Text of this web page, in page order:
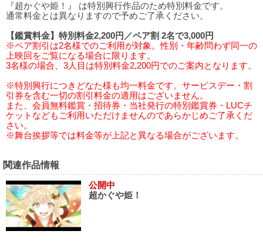
『超かぐや姫！』 は特別興行作品のため特別料金です。
通常料金とは異なりますので予めご了承ください。
【鑑賞料金】特別料金2,200円／ペア割 2名で3,000円
※ペア割引は2名様でのご利用が対象。性別・年齢問わず同一の
上映回をご覧になる場合に限ります。
3名様の場合、3人目は特別料金2,200円でのご案内となります。
※特別興行につきどなた様も均一料金です。サービスデー・割
引券を含む一切の割引料金の適用はございません。
また、会員無料鑑賞・招待券・当社発行の特別鑑賞券・LUCチ
ケットなどもご利用いただけませんのであらかじめご了承くだ
さい。
※舞台挨拶等では料金等が上記と異なる場合がございます。
関連作品情報
公開中
超かぐや姫！